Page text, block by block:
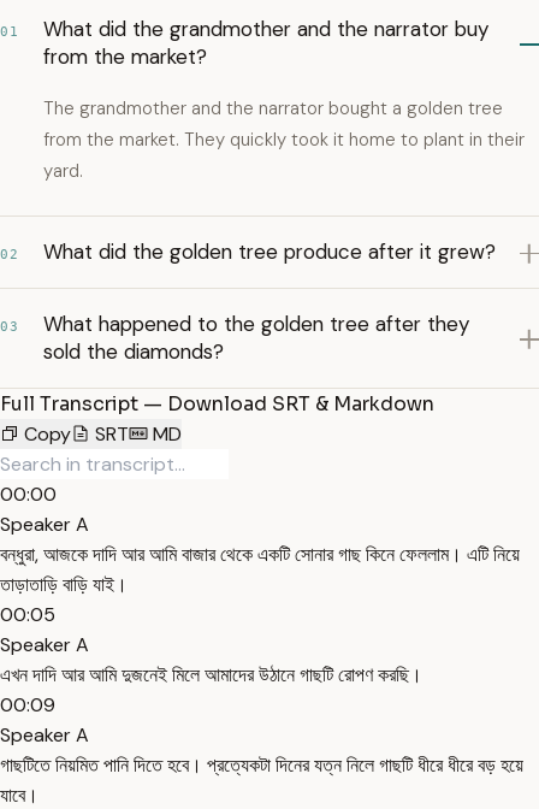
01
What did the grandmother and the narrator buy
from the market?
The grandmother and the narrator bought a golden tree
from the market. They quickly took it home to plant in their
yard.
02 What did the golden tree produce after it grew?
03
What happened to the golden tree after they
sold the diamonds?
Full Transcript — Download SRT & Markdown
Copy
SRT MD
00:00
Speaker A
বন্ধুরা, আজকে দাদি আর আমি বাজার থেকে একটি সোনার গাছ কিনে ফেললাম। এটি নিয়ে
তাড়াতাড়ি বাড়ি যাই।
00:05
Speaker A
এখন দাদি আর আমি দুজনেই মিলে আমাদের উঠানে গাছটি রোপণ করছি।
00:09
Speaker A
গাছটিতে নিয়মিত পানি দিতে হবে। প্রত্যেকটা দিনের যত্ন নিলে গাছটি ধীরে ধীরে বড় হয়ে
যাবে।